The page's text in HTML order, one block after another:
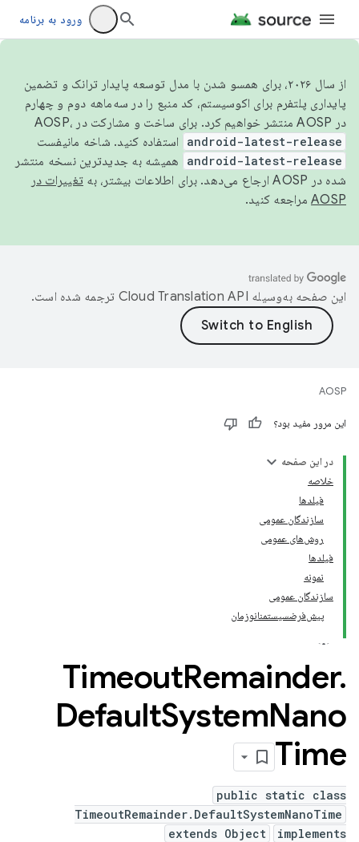
ورود به برنامه
از سال ۲۰۲۶، برای همسو شدن با مدل توسعه پایدار ترانک و تضمین
پایداری پلتفرم برای اکوسیستم، کد منبع را در سه‌ماهه دوم و چهارم
در AOSP منتشر خواهیم کرد. برای ساخت و مشارکت در AOSP،
android-latest-release استفاده کنید. شاخه مانیفست
android-latest-release
همیشه به جدیدترین نسخه منتشر
شده در AOSP ارجاع می‌دهد. برای اطلاعات بیشتر، به
تغییرات در
AOSP مراجعه کنید.
این صفحه به‌وسیله ترجمه شده است.
AOSP
این مرور مفید بود؟
در این صفحه
خلاصه
فیلدها
سازندگان عمومی
روش‌های عمومی
فیلدها
نمونه
سازندگان عمومی
پیش‌فرضسیستمنانوزمان
TimeoutRemainder.
DefaultSystemNano
Time
public static class
TimeoutRemainder.DefaultSystemNanoTime
extends Object
implements